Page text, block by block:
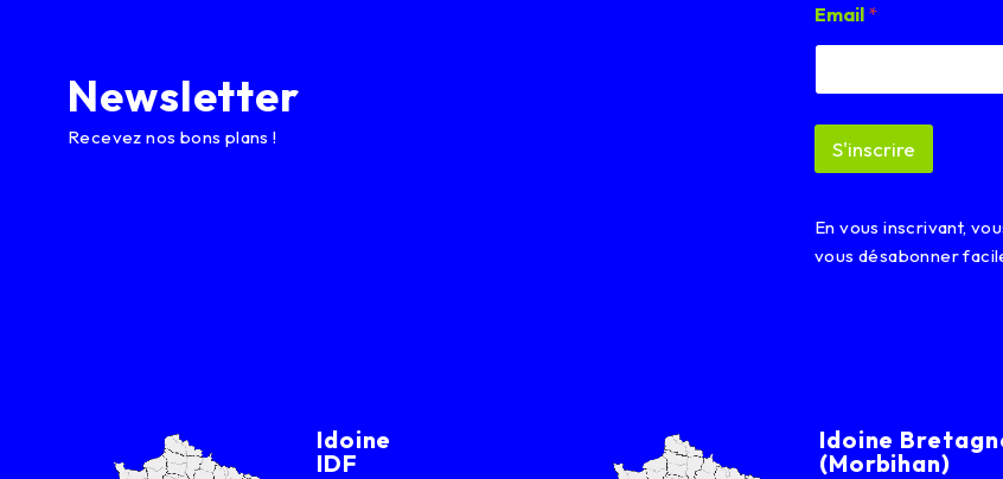
Newsletter
Recevez nos bons plans !
m
a
l
E
a
l
Email *
S'inscrire
En vous inscrivant,
vous désabonner
Idoine
IDF
Idoine
(Morbihan)